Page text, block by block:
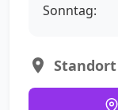
Sonntag: